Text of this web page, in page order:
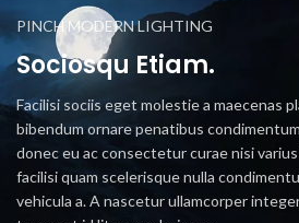
PINCH MODERN LIGHTING
Sociosqu Etiam.
Facilisi sociis eget molestie a maecenas
bibendum ornare penatibus
donec eu ac consectetur curae nisi
facilisi quam scelerisque nulla
vehicula a. A nascetur ullamcorper